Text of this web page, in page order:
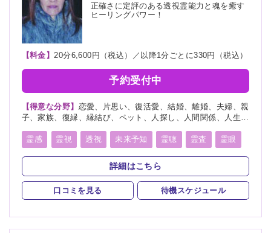
正確さに定評のある透視霊能力と魂を癒す
ヒーリングパワー！
【料金】 20分6,600円（税込）／以降1分ごとに330円（税込）
予約受付中
【得意な分野】 恋愛、片思い、復活愛、結婚、離婚、夫婦、親
子、家族、復縁、縁結び、ペット、人探し、人間関係、人生相
事、引越し、開運、故人、過去、運勢、心霊相談、心霊写真
霊感 霊視 透視 未来予知 霊聴 霊査 霊眼
前世 神通力 守護霊 背後霊 死者霊の降霊
縁結び 除霊 浄霊 祈願 波動修正
スピリチュアルカウンセリング オーラ
詳細はこちら
口コミを見る 待機スケジュール